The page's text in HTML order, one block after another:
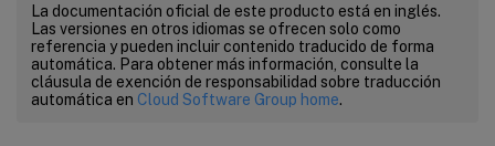
La documentación oficial de este producto está en inglés.
Las versiones en otros idiomas se ofrecen solo como
referencia y pueden incluir contenido traducido de forma
automática. Para obtener más información, consulte la
cláusula de exención de responsabilidad sobre traducción
automática en Cloud Software Group home.